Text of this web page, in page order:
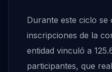
Durante este ciclo se
inscripciones de la
entidad vinculó a
participantes, que